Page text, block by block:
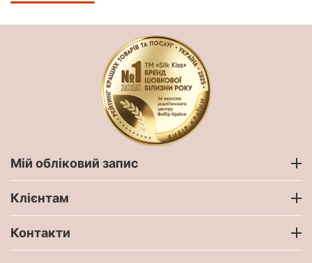
Мій обліковий запис
Клієнтам
Контакти